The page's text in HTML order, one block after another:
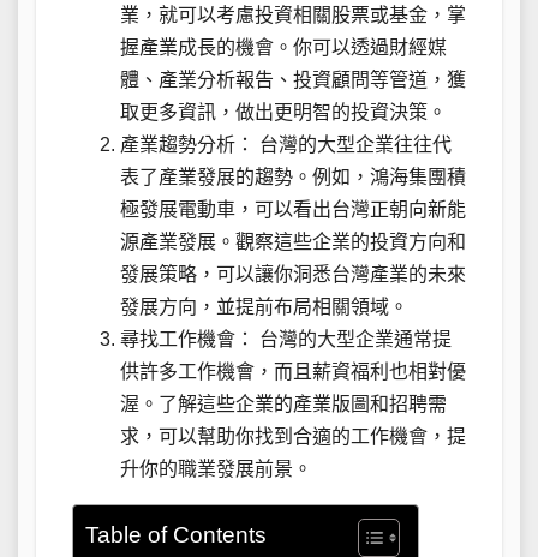
業，就可以考慮投資相關股票或基金，掌
握產業成長的機會。你可以透過財經媒
體、產業分析報告、投資顧問等管道，獲
取更多資訊，做出更明智的投資決策。
產業趨勢分析： 台灣的大型企業往往代
表了產業發展的趨勢。例如，鴻海集團積
極發展電動車，可以看出台灣正朝向新能
源產業發展。觀察這些企業的投資方向和
發展策略，可以讓你洞悉台灣產業的未來
發展方向，並提前布局相關領域。
尋找工作機會： 台灣的大型企業通常提
供許多工作機會，而且薪資福利也相對優
渥。了解這些企業的產業版圖和招聘需
求，可以幫助你找到合適的工作機會，提
升你的職業發展前景。
Table of Contents